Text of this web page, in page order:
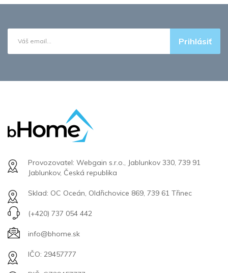
Prihlásiť
Provozovatel: Webgain s.r.o., Jablunkov 330, 739 91
Jablunkov, Česká republika
Sklad: OC Oceán, Oldřichovice 869, 739 61 Třinec
(+420) 737 054 442
info@bhome.sk
IČO: 29457777